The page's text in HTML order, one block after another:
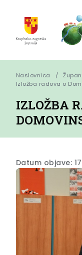
Naslovnica
Izložba radova o
IZLOŽBA
Datum objave: